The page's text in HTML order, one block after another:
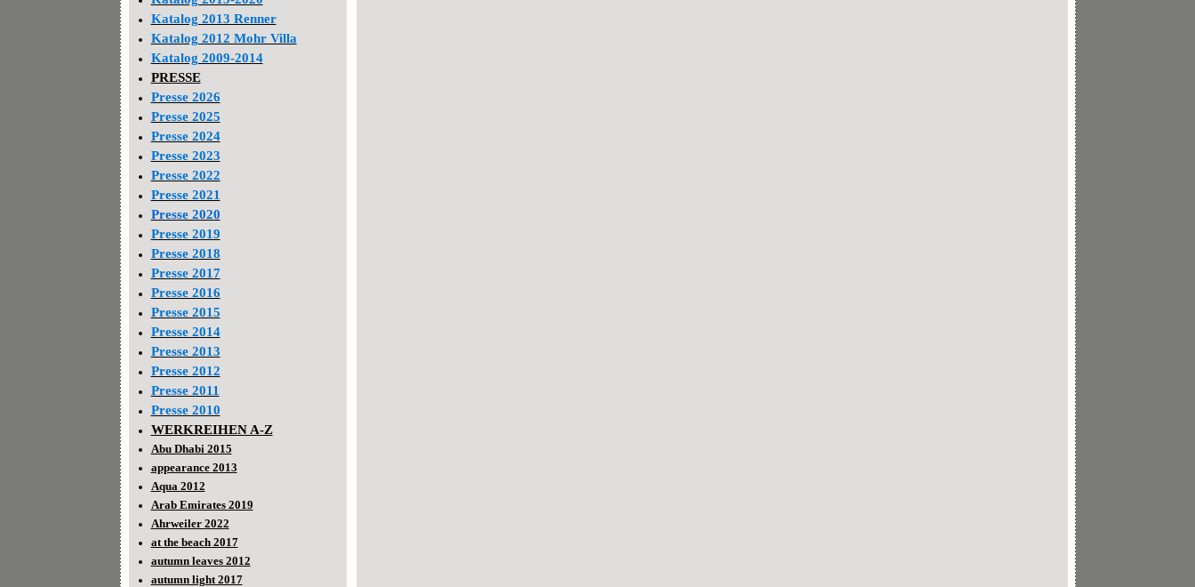
Katalog 2013 Renner
Katalog 2012 Mohr Villa
Katalog 2009-2014
PRESSE
Presse 2026
Presse 2025
Presse 2024
Presse 2023
Presse 2022
Presse 2021
Presse 2020
Presse 2019
Presse 2018
Presse 2017
Presse 2016
Presse 2015
Presse 2014
Presse 2013
Presse 2012
Presse 2011
Presse 2010
WERKREIHEN A-Z
Abu Dhabi 2015
appearance 2013
Aqua 2012
Arab Emirates 2019
Ahrweiler 2022
at the beach 2017
autumn leaves 2012
autumn light 2017